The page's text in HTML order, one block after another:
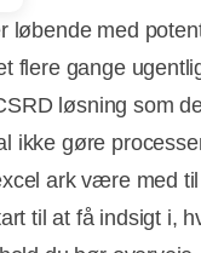
løbende med
flere gange
løsning som
ikke gøre
ark være med
til at få indsigt i,